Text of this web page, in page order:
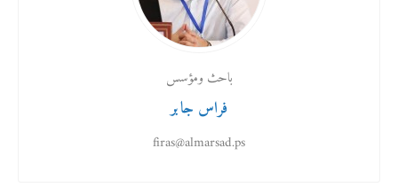
باحث ومؤسس
فراس جابر
firas@almarsad.ps